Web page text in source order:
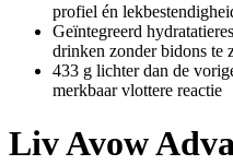
profiel én
Geïntegreerd
drinken zonder bidons te
433 g lichter dan de
merkbaar vlottere reactie
LivAvow